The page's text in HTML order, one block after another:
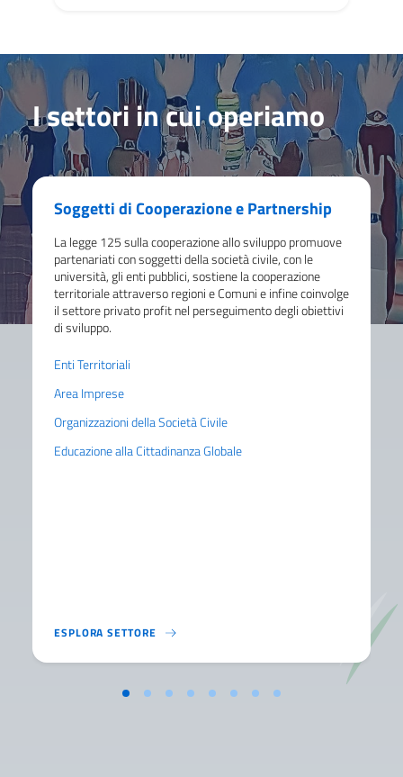
I settori in cui operiamo
ESPLORA SETTORELA LEGGE 125 SULLA COOPERAZIONE ALLO
Soggetti di Cooperazione e Partnership
La legge 125 sulla cooperazione allo sviluppo promuove
partenariati con soggetti della società civile, con le
università, gli enti pubblici, sostiene la cooperazione
territoriale attraverso regioni e Comuni e infine coinvolge
il settore privato profit nel perseguimento degli obiettivi
di sviluppo.
Enti Territoriali
Area Imprese
Organizzazioni della Società Civile
Educazione alla Cittadinanza Globale